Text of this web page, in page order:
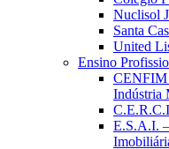
Nuclisol
Santa
United
Ensino
CENFIM
Indústria
E.S.A.I.